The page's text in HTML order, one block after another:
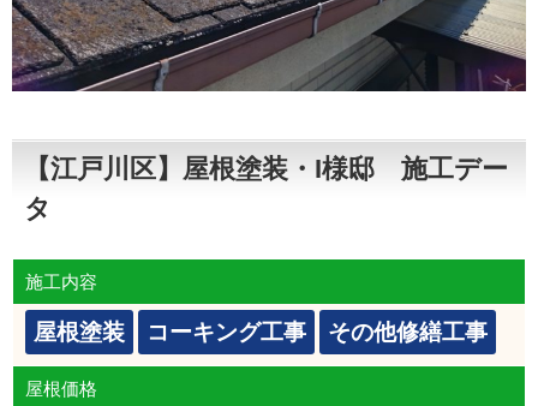
【江戸川区】屋根塗装・I様邸 施工デー
タ
施工内容
屋根塗装 コーキング工事 その他修繕工事
屋根価格